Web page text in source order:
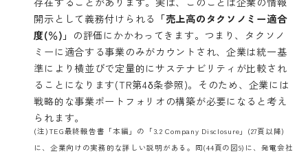
開示として義務付けられる 「売上高のタクソノミー適合
度(％)」 の評価にかかわってきます。つまり、タクソノ
ミーに適合する事業のみがカウントされ、企業は統一基
準により横並びで定量的にサステナビリティが比較され
ることになります(TR第4δ条参照)。そのため、企業には
戦略的な事業ポートフォリオの構築が必要になると考え
られます。
(注)TEG最終報告書「本編」の「3.2 Company Disclosure」(27頁以降)
に、企業向けの実務的な詳しい説明がある。同(44頁の図9)に、発電会社